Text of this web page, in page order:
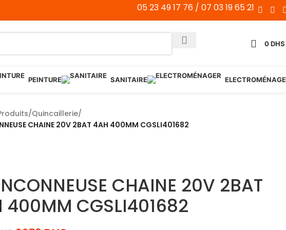
05 23 49 17 76 / 07 03 19 65 21
0DHS
PEINTURE SANITAIRE
/Quincaillerie/
CHAINE 20V 2BAT 4AH 400MM CGSLI401682
CHAINE 20V 2BAT
400MM CGSLI401682